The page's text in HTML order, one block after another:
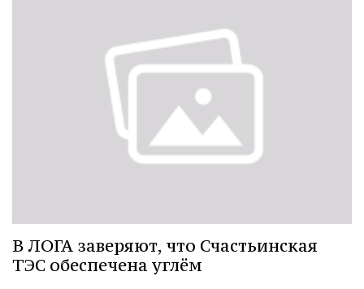
В ЛОГА заверяют, что Счастьинская
ТЭС обеспечена углём